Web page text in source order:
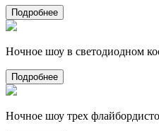
Подробнее
Ночное шоу в светодиодном
Подробнее
Ночное шоу трех